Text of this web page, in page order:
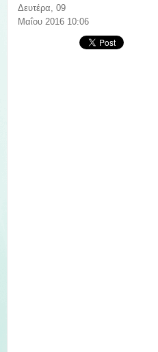
Δευτέρα, 09
Μαΐου 2016 10:06